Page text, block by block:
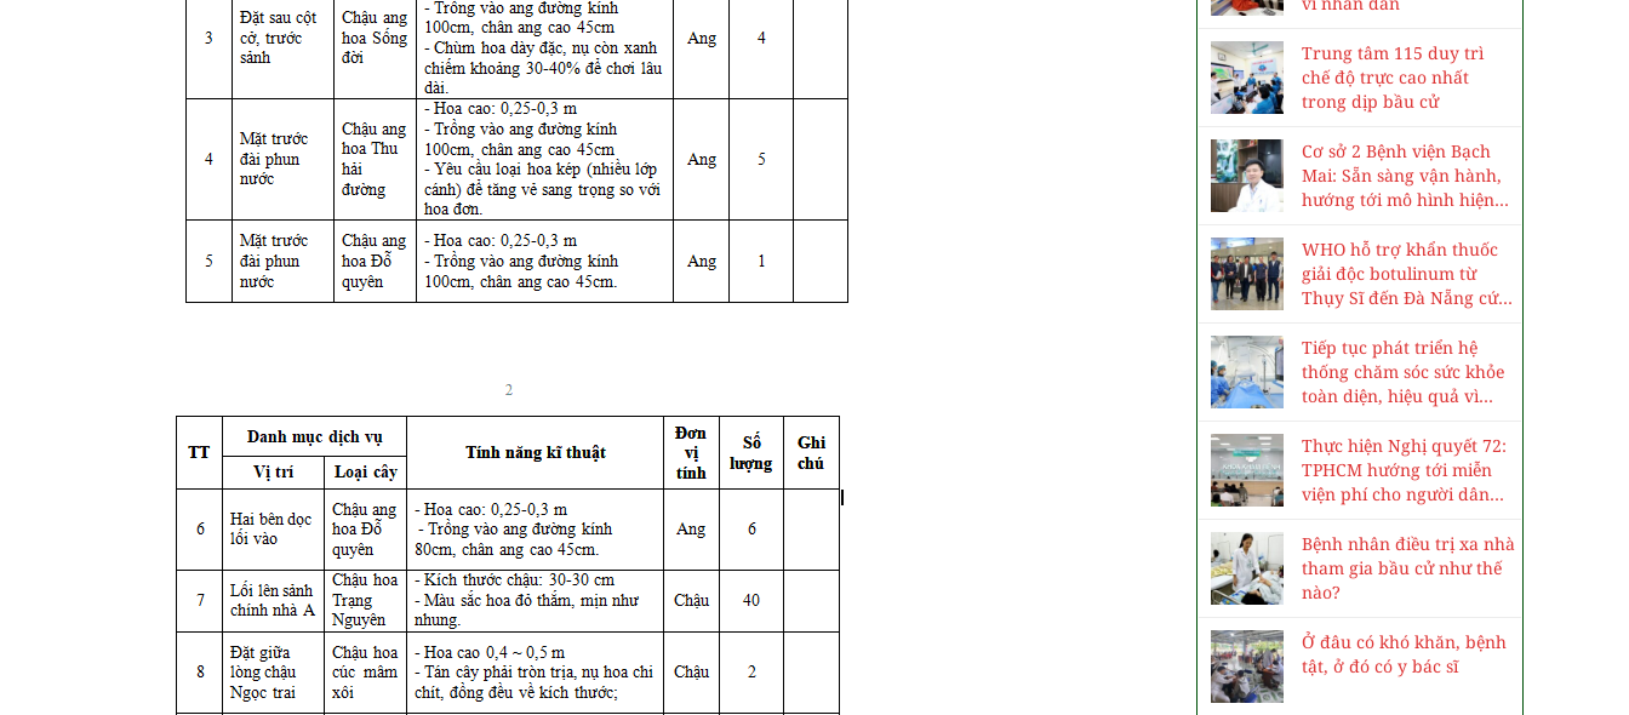
Trung tâm 115 duy trì
chế độ trực cao nhất
trong dịp bầu cử
Cơ sở 2 Bệnh viện Bạch
Mai: Sẵn sàng vận hành,
hướng tới mô hình hiện
WHO hỗ trợ khẩn thuốc
giải độc botulinum từ
Thụy Sĩ đến Đà Nẵng cứu
Tiếp tục phát triển hệ
thống chăm sóc sức khỏe
toàn diện, hiệu quả vì
Thực hiện Nghị quyết 72:
TPHCM hướng tới miễn
viện phí cho người dân
Bệnh nhân điều trị xa nhà
tham gia bầu cử như thế
nào?
Ở đâu có khó khăn, bệnh
tật, ở đó có y bác sĩ